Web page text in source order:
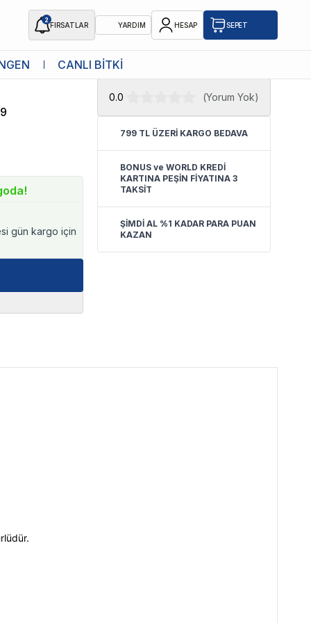
2
FIRSATLAR YARDIM HESAP SEPET
CANLI BİTKİ
Kabı
gün kargo için
★ Atakan Petshop,
satıcısıdır.
0.0 (Yorum Yok)
799 TL ÜZERİ KARGO BEDAVA
BONUS ve WORLD KREDİ
KARTINA PEŞİN FİYATINA 3
TAKSİT
ŞİMDİ AL %1 KADAR PARA PUAN
KAZAN